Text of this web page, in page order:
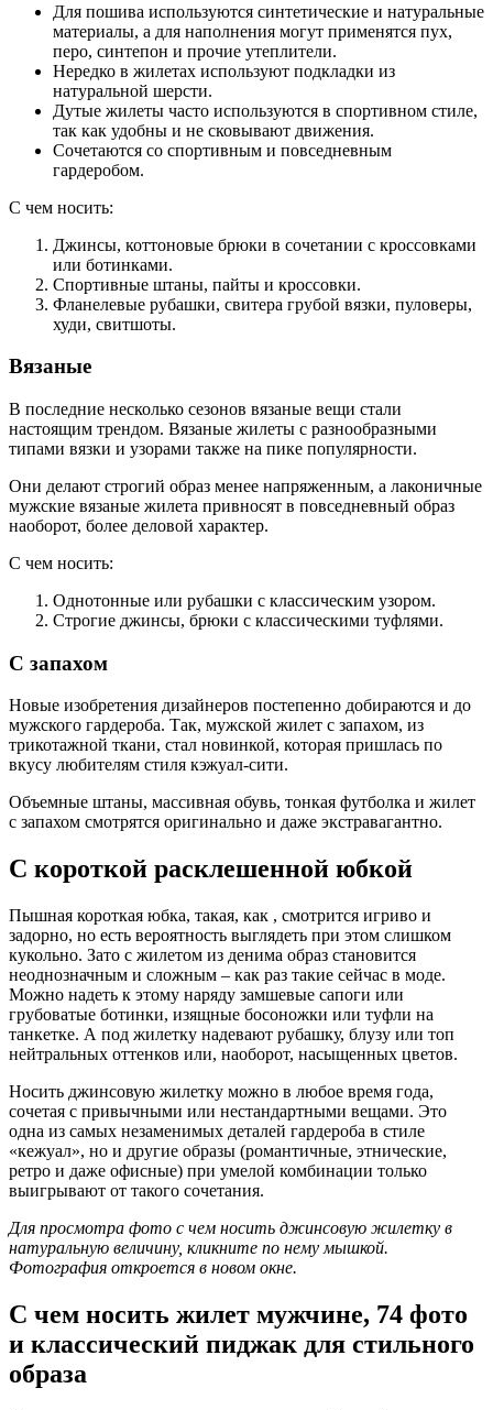
Для пошива используются синтетические и натуральные
материалы, а для наполнения могут применятся пух,
перо, синтепон и прочие утеплители.
Нередко в жилетах используют подкладки из
натуральной шерсти.
Дутые жилеты часто используются в спортивном стиле,
так как удобны и не сковывают движения.
Сочетаются со спортивным и повседневным
гардеробом.
С чем носить:
Джинсы, коттоновые брюки в сочетании с кроссовками
или ботинками.
Спортивные штаны, пайты и кроссовки.
Фланелевые рубашки, свитера грубой вязки, пуловеры,
худи, свитшоты.
Вязаные
В последние несколько сезонов вязаные вещи стали
настоящим трендом. Вязаные жилеты с разнообразными
типами вязки и узорами также на пике популярности.
Они делают строгий образ менее напряженным, а лаконичные
мужские вязаные жилета привносят в повседневный образ
наоборот, более деловой характер.
С чем носить:
Однотонные или рубашки с классическим узором.
Строгие джинсы, брюки с классическими туфлями.
С запахом
Новые изобретения дизайнеров постепенно добираются и до
мужского гардероба. Так, мужской жилет с запахом, из
трикотажной ткани, стал новинкой, которая пришлась по
вкусу любителям стиля кэжуал-сити.
Объемные штаны, массивная обувь, тонкая футболка и жилет
с запахом смотрятся оригинально и даже экстравагантно.
С короткой расклешенной юбкой
Пышная короткая юбка, такая, как , смотрится игриво и
задорно, но есть вероятность выглядеть при этом слишком
кукольно. Зато с жилетом из денима образ становится
неоднозначным и сложным – как раз такие сейчас в моде.
Можно надеть к этому наряду замшевые сапоги или
грубоватые ботинки, изящные босоножки или туфли на
танкетке. А под жилетку надевают рубашку, блузу или топ
нейтральных оттенков или, наоборот, насыщенных цветов.
Носить джинсовую жилетку можно в любое время года,
сочетая с привычными или нестандартными вещами. Это
одна из самых незаменимых деталей гардероба в стиле
«кежуал», но и другие образы (романтичные, этнические,
ретро и даже офисные) при умелой комбинации только
выигрывают от такого сочетания.
Для просмотра фото с чем носить джинсовую жилетку в
натуральную величину, кликните по нему мышкой.
Фотография откроется в новом окне.
С чем носить жилет мужчине, 74 фото
и классический пиджак для стильного
образа